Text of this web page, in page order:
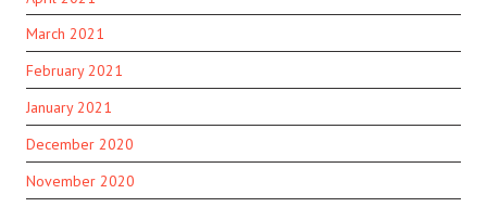
March 2021
February 2021
January 2021
December 2020
November 2020